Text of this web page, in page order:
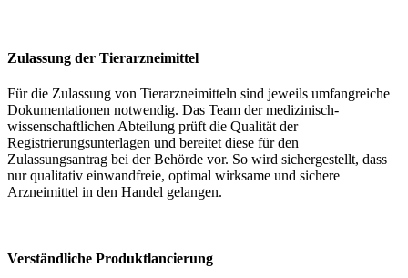
Zulassung der Tierarzneimittel
Für die Zulassung von Tierarzneimitteln sind jeweils umfangreiche
Dokumentationen notwendig. Das Team der medizinisch-
wissenschaftlichen Abteilung prüft die Qualität der
Registrierungsunterlagen und bereitet diese für den
Zulassungsantrag bei der Behörde vor. So wird sichergestellt, dass
nur qualitativ einwandfreie, optimal wirksame und sichere
Arzneimittel in den Handel gelangen.
Verständliche Produktlancierung